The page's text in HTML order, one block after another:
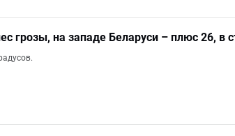
грозы, на западе Беларуси – плюс 26,